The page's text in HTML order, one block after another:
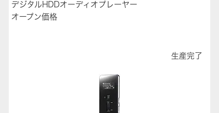
デジタルHDDオーディオプレーヤー
オープン価格
生産完了